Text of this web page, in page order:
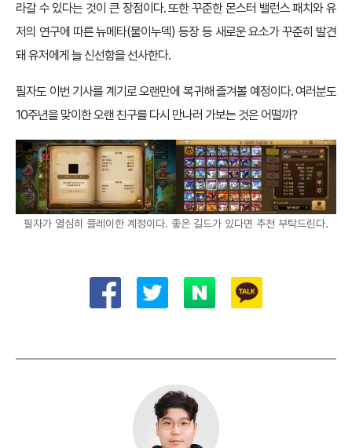
라갈 수 있다는 것이 큰 장점이다. 또한 꾸준한 몬스터 밸런스 패치와 유
저의 연구에 따른 뉴메타(물이누덱) 등장 등 새로운 요소가 꾸준히 발견
돼 유저에게 늘 신선함을 선사한다.
필자도 이번 기사를 계기로 오랜만에 복귀해 즐겨볼 예정이다. 여러분도
10주년을 맞이한 오랜 친구를 다시 만나러 가보는 것은 어떨까?
필자가 열심히 플레이한 계정이다. 좋은 길드가 있다면 추천 부탁드린다.